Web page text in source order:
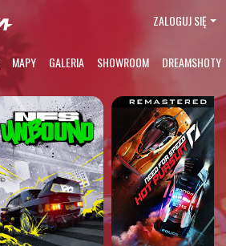
MAPY GALERIA SHOWROOM DREAMSHOTY
ZALOGUJ SIĘ